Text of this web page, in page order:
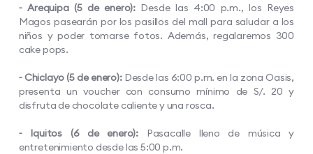
⁃ Arequipa (5 de enero): Desde las 4:00 p.m., los Reyes
Magos pasearán por los pasillos del mall para saludar a los
niños y poder tomarse fotos. Además, regalaremos 300
cake pops.
⁃ Chiclayo (5 de enero): Desde las 6:00 p.m. en la zona Oasis,
presenta un voucher con consumo mínimo de S/. 20 y
disfruta de chocolate caliente y una rosca.
⁃ Iquitos (6 de enero): Pasacalle lleno de música y
entretenimiento desde las 5:00 p.m.